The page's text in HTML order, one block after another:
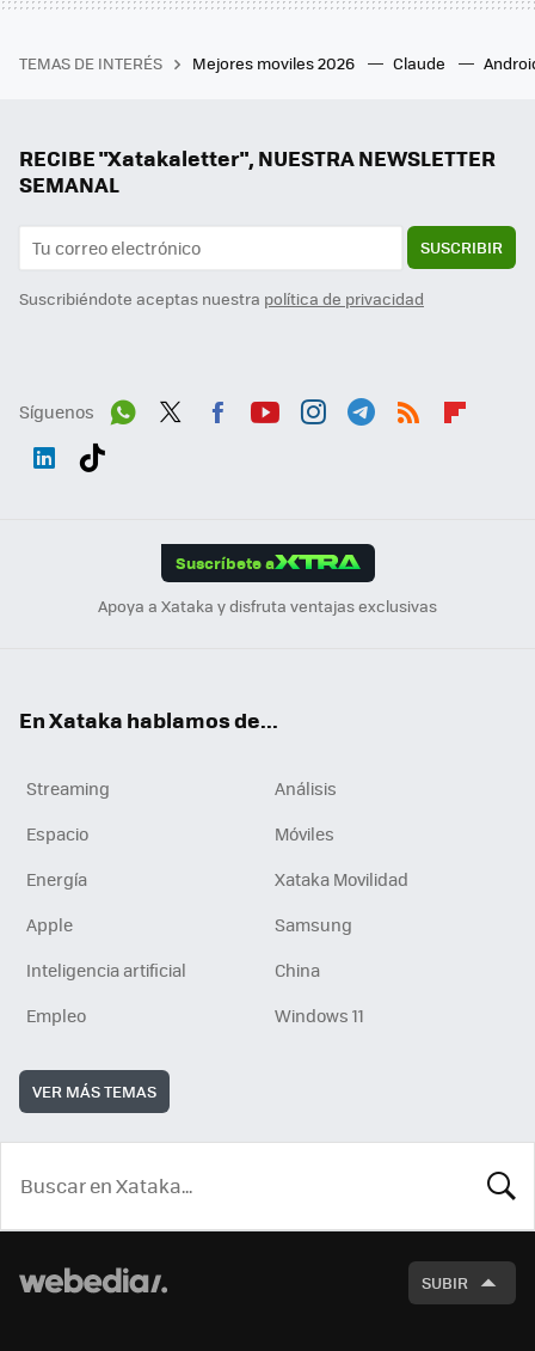
TEMAS DE INTERÉS Mejores moviles 2026 Claude
RECIBE "Xatakaletter", NUESTRA NEWSLETTER
SEMANAL
SUSCRIBIR
Suscribiéndote aceptas nuestra política de privacidad
Síguenos
Suscríbete a
Apoya a Xataka y disfruta ventajas exclusivas
En Xataka hablamos de...
Streaming
Análisis
Espacio
Móviles
Energía
Xataka Movilidad
Apple
Samsung
Inteligencia artificial
China
Empleo
Windows 11
VER MÁS TEMAS
SUBIR